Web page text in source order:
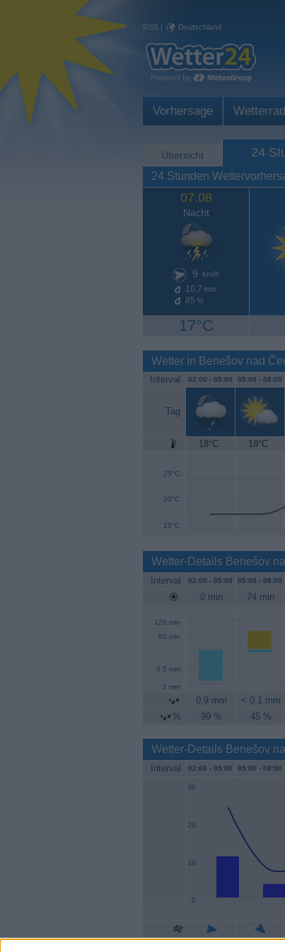
RSS | Deutschland
Vorhersage
Übersicht 24
24 Stunden
07.08
Nacht
9 km/h
10.7 mm
85 %
17°C
Wetter in Benešov nad
Interval 02:00 - 05:00 05:00 - 08:00
Tag
18°C 18°C
15°C
20°C
25°C
30°C
Wetter-Details Benešov
Interval 02:00 - 05:00 05:00 - 08:00
0 min 74 min
60 min
120 min
0.5 mm
1 mm
0,9 mm < 0,1 mm
%
99 % 45 %
Wetter-Details Benešov
Interval 02:00 - 05:00 05:00 - 08:00
0
10
20
30